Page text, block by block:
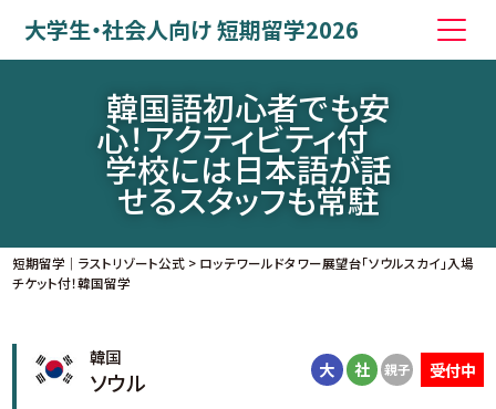
大学生・社会人向け 短期留学2026
韓国語初心者でも安
心！アクティビティ付
学校には日本語が話
せるスタッフも常駐
短期留学｜ラストリゾート公式 > ロッテワールドタワー展望台「ソウルスカイ」入場
チケット付！韓国留学
韓国
ソウル 大 社 親子 受付中